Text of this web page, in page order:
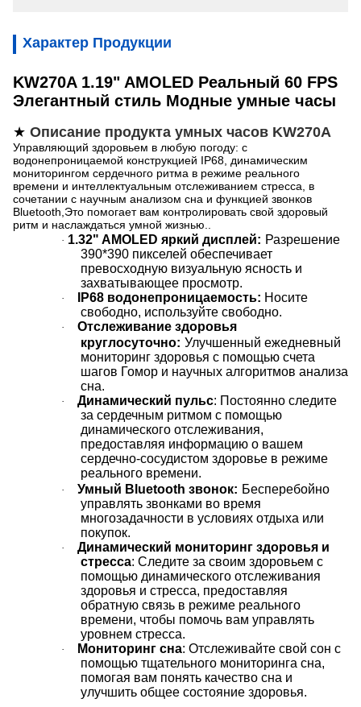
Характер Продукции
KW270A 1.19" AMOLED Реальный 60 FPS
Элегантный стиль Модные умные часы
★ Описание продукта умных часов KW270A
Управляющий здоровьем в любую погоду: с
водонепроницаемой конструкцией IP68, динамическим
мониторингом сердечного ритма в режиме реального
времени и интеллектуальным отслеживанием стресса, в
сочетании с научным анализом сна и функцией звонков
Bluetooth,Это помогает вам контролировать свой здоровый
ритм и наслаждаться умной жизнью..
· 1.32" AMOLED яркий дисплей: Разрешение
390*390 пикселей обеспечивает
превосходную визуальную ясность и
захватывающее просмотр.
· IP68 водонепроницаемость: Носите
свободно, используйте свободно.
·
Отслеживание здоровья
круглосуточно: Улучшенный ежедневный
мониторинг здоровья с помощью счета
шагов Гомор и научных алгоритмов анализа
сна.
· Динамический пульс: Постоянно следите
за сердечным ритмом с помощью
динамического отслеживания,
предоставляя информацию о вашем
сердечно-сосудистом здоровье в режиме
реального времени.
· Умный Bluetooth звонок: Бесперебойно
управлять звонками во время
многозадачности в условиях отдыха или
покупок.
·
Динамический мониторинг здоровья и
стресса: Следите за своим здоровьем с
помощью динамического отслеживания
здоровья и стресса, предоставляя
обратную связь в режиме реального
времени, чтобы помочь вам управлять
уровнем стресса.
· Мониторинг сна: Отслеживайте свой сон с
помощью тщательного мониторинга сна,
помогая вам понять качество сна и
улучшить общее состояние здоровья.